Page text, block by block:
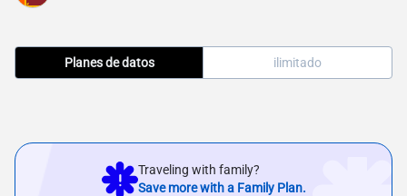
Planes de datos ilimitado
Traveling with family?
Save more with a Family Plan.